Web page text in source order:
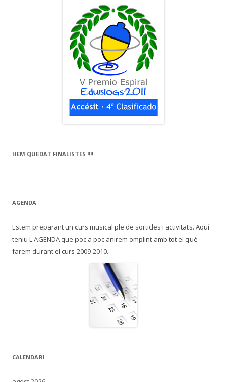
HEM QUEDAT FINALISTES !!!!
AGENDA
Estem preparant un curs musical ple de sortides i activitats. Aquí
teniu L'AGENDA que poc a poc anirem omplint amb tot el què
farem durant el curs 2009-2010.
CALENDARI